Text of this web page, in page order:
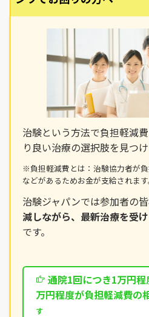
治験という方法で負担軽減
り良い治療の選択肢を見つ
※負担軽減費とは：治験協力者が
などがあるためお金が支給されます
治験ジャパンでは参加者の
減しながら、最新治療を受
です。
通院1回につき1万円
万円程度が負担軽減費の
す